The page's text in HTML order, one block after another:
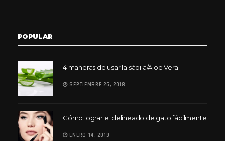
POPULAR
4 maneras de usar la sábila/Aloe Vera
SEPTIEMBRE 26, 2018
Cómo lograr el delineado de gato fácilmente
ENERO 14, 2019